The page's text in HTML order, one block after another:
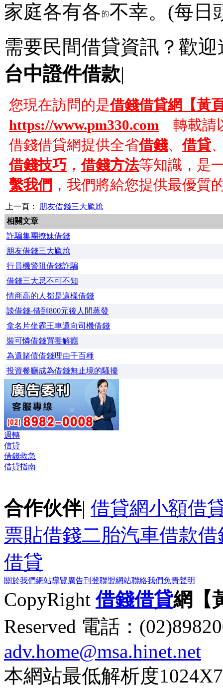
家庭各有各 不幸。(每日
需要民間借貸資訊？歡
台中證件借款|
您現在訪問的是借錢借貸網【黃
https://www.pm330.com 轉載請
借錢借貸網提供全省借錢、借貸
借錢技巧 ，借錢方法等知識，是
繫我們 ，我們將給您提供最優質
上一頁：
朋友借錢三大尷尬
相關文章
詐騙集團撩妹借錢
朋友借錢三大尷尬
行員機警阻借錢詐騙
借錢三大忌不可不知
情商高的人都是這樣借錢
談借錢-借到800元後人間蒸發
拿名片坐霸王車還向司機借錢
裝可憐借錢買毒解癮
為還賭債借錢理由千百種
投資餐廳成為借錢無止境的騷擾
週轉
信貸
借錢救急
借貸指南
合作伙伴| 借貸網小額借
票貼借錢二胎汽車借款借
借貸
關於我們網站導覽廣告刊登聯盟網站聯絡我們免責聲明
CopyRight借錢借貸網【
Reserved 電話：
adv.home@msa.hinet.net
本網站最低解析度